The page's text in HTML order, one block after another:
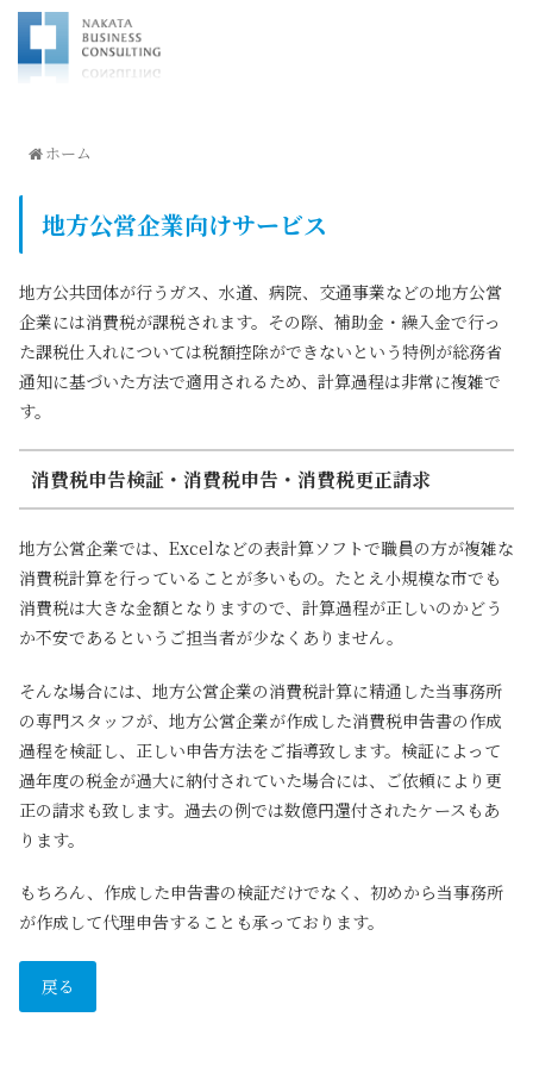
ホーム
地方公営企業向けサービス
地方公共団体が行うガス、水道、病院、交通事業などの地方公営
企業には消費税が課税されます。その際、補助金・繰入金で行っ
た課税仕入れについては税額控除ができないという特例が総務省
通知に基づいた方法で適用されるため、計算過程は非常に複雑で
す。
消費税申告検証・消費税申告・消費税更正請求
地方公営企業では、Excelなどの表計算ソフトで職員の方が複雑な
消費税計算を行っていることが多いもの。たとえ小規模な市でも
消費税は大きな金額となりますので、計算過程が正しいのかどう
か不安であるというご担当者が少なくありません。
そんな場合には、地方公営企業の消費税計算に精通した当事務所
の専門スタッフが、地方公営企業が作成した消費税申告書の作成
過程を検証し、正しい申告方法をご指導致します。検証によって
過年度の税金が過大に納付されていた場合には、ご依頼により更
正の請求も致します。過去の例では数億円還付されたケースもあ
ります。
もちろん、作成した申告書の検証だけでなく、初めから当事務所
が作成して代理申告することも承っております。
戻る